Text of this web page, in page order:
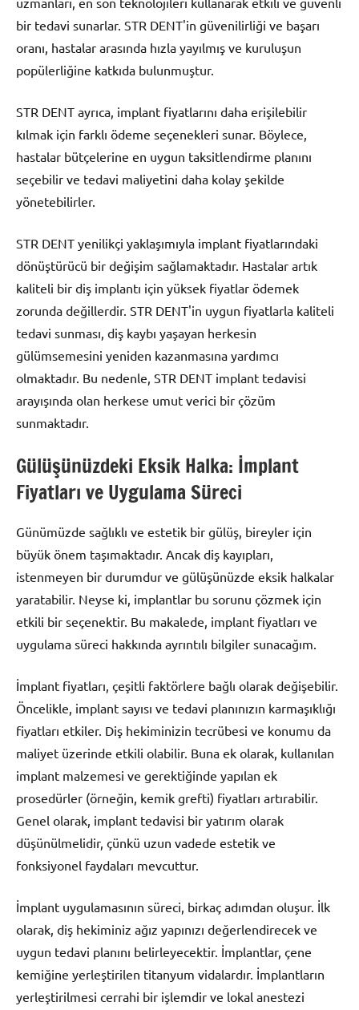
bir tedavi sunarlar. STR DENT'in güvenilirliği ve başarı
oranı, hastalar arasında hızla yayılmış ve kuruluşun
popülerliğine katkıda bulunmuştur.
STR DENT ayrıca, implant fiyatlarını daha erişilebilir
kılmak için farklı ödeme seçenekleri sunar. Böylece,
hastalar bütçelerine en uygun taksitlendirme planını
seçebilir ve tedavi maliyetini daha kolay şekilde
yönetebilirler.
STR DENT yenilikçi yaklaşımıyla implant fiyatlarındaki
dönüştürücü bir değişim sağlamaktadır. Hastalar artık
kaliteli bir diş implantı için yüksek fiyatlar ödemek
zorunda değillerdir. STR DENT'in uygun fiyatlarla kaliteli
tedavi sunması, diş kaybı yaşayan herkesin
gülümsemesini yeniden kazanmasına yardımcı
olmaktadır. Bu nedenle, STR DENT implant tedavisi
arayışında olan herkese umut verici bir çözüm
sunmaktadır.
Gülüşünüzdeki Eksik Halka: İmplant
Fiyatları ve Uygulama Süreci
Günümüzde sağlıklı ve estetik bir gülüş, bireyler için
büyük önem taşımaktadır. Ancak diş kayıpları,
istenmeyen bir durumdur ve gülüşünüzde eksik halkalar
yaratabilir. Neyse ki, implantlar bu sorunu çözmek için
etkili bir seçenektir. Bu makalede, implant fiyatları ve
uygulama süreci hakkında ayrıntılı bilgiler sunacağım.
İmplant fiyatları, çeşitli faktörlere bağlı olarak değişebilir.
Öncelikle, implant sayısı ve tedavi planınızın karmaşıklığı
fiyatları etkiler. Diş hekiminizin tecrübesi ve konumu da
maliyet üzerinde etkili olabilir. Buna ek olarak, kullanılan
implant malzemesi ve gerektiğinde yapılan ek
prosedürler (örneğin, kemik grefti) fiyatları artırabilir.
Genel olarak, implant tedavisi bir yatırım olarak
düşünülmelidir, çünkü uzun vadede estetik ve
fonksiyonel faydaları mevcuttur.
İmplant uygulamasının süreci, birkaç adımdan oluşur. İlk
olarak, diş hekiminiz ağız yapınızı değerlendirecek ve
uygun tedavi planını belirleyecektir. İmplantlar, çene
kemiğine yerleştirilen titanyum vidalardır. İmplantların
yerleştirilmesi cerrahi bir işlemdir ve lokal anestezi